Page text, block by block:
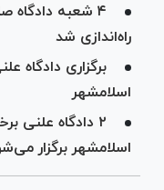
۴ شعبه
راه‌اندازی شد
برگزاری دادگاه
اسلامشهر
۲ دادگاه علنی
اسلامشهر برگزار